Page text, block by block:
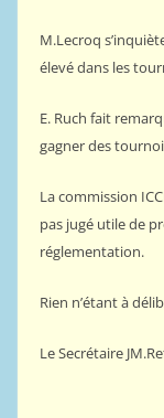
M.Lecroq
élevé dans les
E. Ruch fait
gagner des
La commission
pas jugé utile de
réglementation.
Rien n’étant à
Le Secrétaire